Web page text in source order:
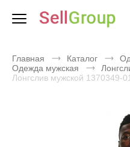
Главная Каталог
Одежда мужская
Лонгслив мужской 1370349-